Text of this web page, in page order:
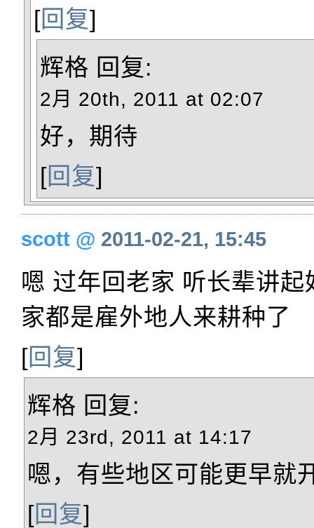
[回复]
辉格 回复:
2月 20th, 2011 at 02:07
好，期待
[回复]
scott @ 2011-02-21, 15:45
嗯 过年回老家 听长辈讲起
家都是雇外地人来耕种了
[回复]
辉格 回复:
2月 23rd, 2011 at 14:17
嗯，有些地区可能更早就
[回复]